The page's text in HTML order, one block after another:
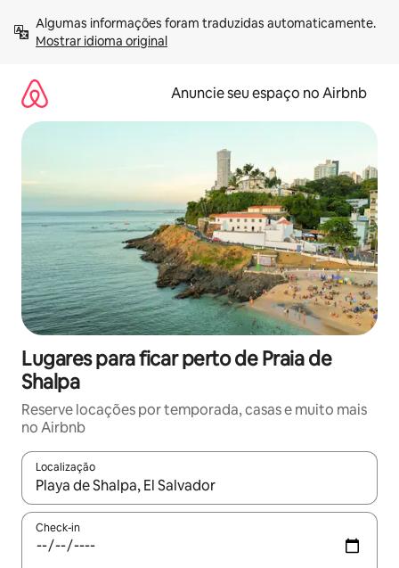
para
Mostrar idioma original
Anuncie seu espaço no Airbnb
Lugares para ficar perto de Praia de
Shalpa
Reserve locações por temporada, casas e muito mais
no Airbnb
Localização
Quando os resultados estiverem disponíveis, explore-os
Check-in